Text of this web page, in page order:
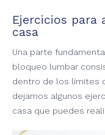
Ejercicios para
casa
Una parte
bloqueo lumbar
dentro de los límites
dejamos algunos
casa que puedes